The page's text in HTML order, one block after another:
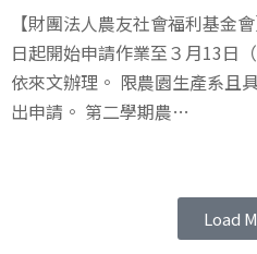
【財團法人農友社會福利基金
日起開始申請作業至３月13日
依來文辦理。 限農園生產系且
出申請。 第二學期農…
Load